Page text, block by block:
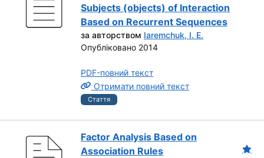
Subjects (objects) of Interaction
Based on Recurrent Sequences
за авторством Iaremchuk, I. E.
Опубліковано 2014
PDF-повний текст
Отримати повний текст
Стаття
Factor Analysis Based on
Association Rules